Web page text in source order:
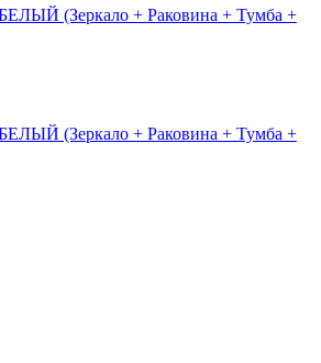
(Зеркало + Раковина + Тумба +
(Зеркало + Раковина + Тумба +